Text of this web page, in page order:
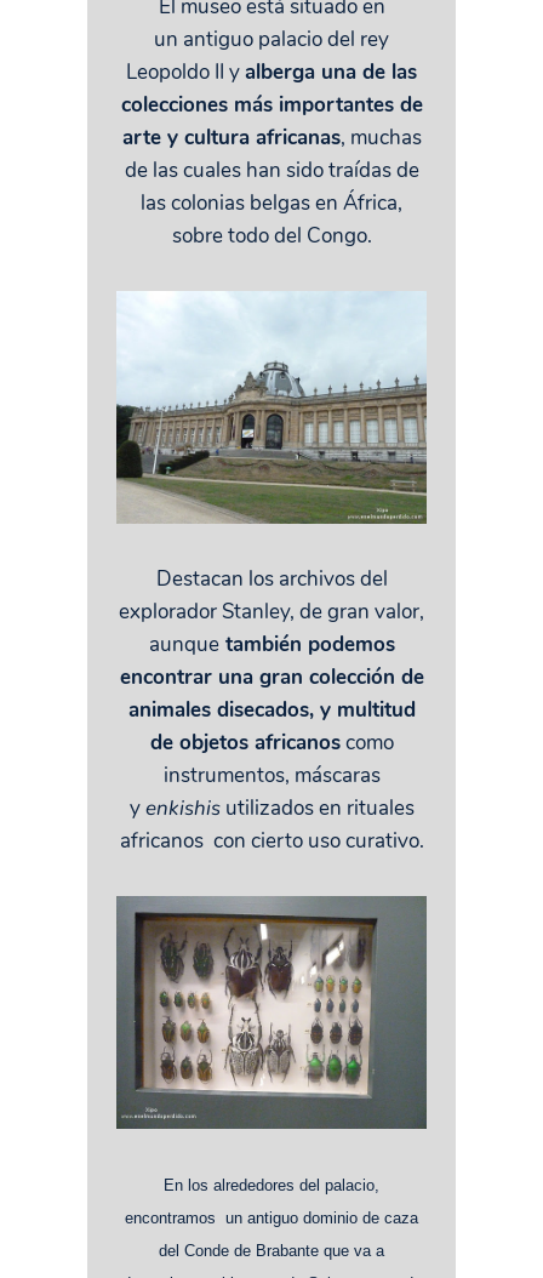
El museo está situado en
un antiguo palacio del rey
Leopoldo II yalberga una de las
colecciones más importantes de
arte y cultura africanas, muchas
de las cuales han sido traídas de
las colonias belgas en África,
sobre todo del Congo.
Destacan los archivos del
explorador Stanley, de gran valor,
aunquetambién podemos
encontrar una gran colección de
animales disecados, y multitud
de objetos africanoscomo
instrumentos, máscaras
yenkishisutilizados en rituales
africanos con cierto uso curativo.
En los alrededores del palacio,
encontramos un antiguo dominio de caza
del Conde de Brabante que va a